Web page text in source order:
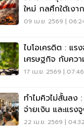
ใหม่ กลศึกใต้เง
09 เม.ย. 2569 |
ไบโอเครดิต : แร
เศรษฐกิจ กับคว
ธรรมชาติ
17 เม.ย. 2569 |
ทำไมคิวไม่สั้นลง
จ่ายเงิน และแรงจู
สุขภาพ
22 เม.ย. 2569 |